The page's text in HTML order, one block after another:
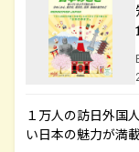
１万人の訪日外国
い日本の魅力が満